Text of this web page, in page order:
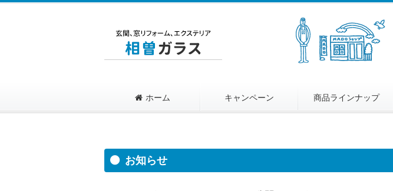
ホーム キャンペーン 商品ラインナップ
お知らせ